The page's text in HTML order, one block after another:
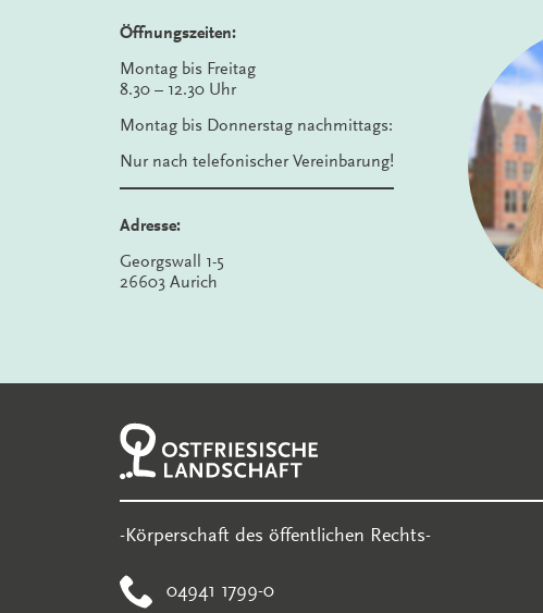
Öffnungszeiten:
Montag bis Freitag
8.30 – 12.30 Uhr
Montag bis Donnerstag nachmittags:
Nur nach telefonischer Vereinbarung!
Adresse:
Georgswall 1-5
26603 Aurich
-Körperschaft des öffentlichen Rechts-
04941 1799-0